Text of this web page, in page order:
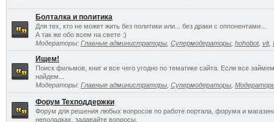
Болталка и политика
Для тех, кто не может жить без политики или... без драки с оппонентами...
А так же обо всем на свете :)
Модераторы: Главные администраторы, Супермодераторы, hohobot, vlt,
Ищем!
Поиск фильмов, книг и все чего угодно по тематике сайта. Если все
найдем...
Модераторы: Главные администраторы, Супермодераторы,
Форум Техподдержки
Форум для решения любых вопросов по работе портала, форума и
неполадках, задавайте вопросы.